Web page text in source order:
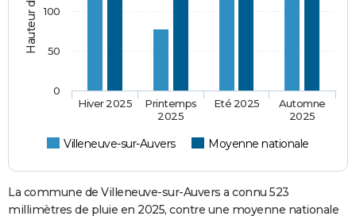
Villeneuve-sur-Auvers Moyenne nationale
Hiver 2025
Printemps
2025
Eté 2025
Automne
2025
0
50
100
La commune de Villeneuve-sur-Auvers a connu 523
millimètres de pluie en 2025, contre une moyenne nationale